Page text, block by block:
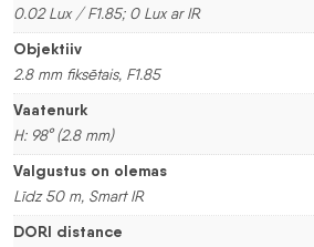
0.02 Lux / F1.85; 0 Lux ar IR
Objektiiv
2.8 mm fiksētais, F1.85
Vaatenurk
H: 98° (2.8 mm)
Valgustus on olemas
Līdz 50 m, Smart IR
DORI distance